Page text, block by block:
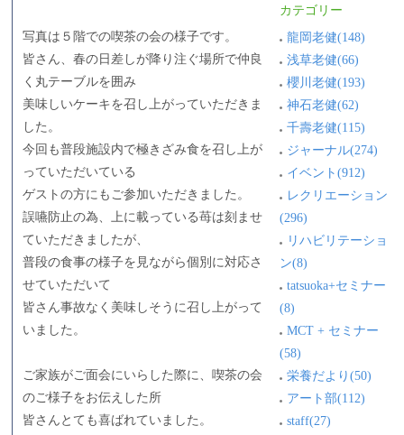
写真は５階での喫茶の会の様子です。
皆さん、春の日差しが降り注ぐ場所で仲良
く丸テーブルを囲み
美味しいケーキを召し上がっていただきま
した。
今回も普段施設内で極きざみ食を召し上が
っていただいている
ゲストの方にもご参加いただきました。
誤嚥防止の為、上に載っている苺は刻ませ
ていただきましたが、
普段の食事の様子を見ながら個別に対応さ
せていただいて
皆さん事故なく美味しそうに召し上がって
いました。
ご家族がご面会にいらした際に、喫茶の会
のご様子をお伝えした所
皆さんとても喜ばれていました。
カテゴリー
龍岡老健(148)
浅草老健(66)
櫻川老健(193)
神石老健(62)
千壽老健(115)
ジャーナル(274)
イベント(912)
レクリエーション
(296)
リハビリテーショ
ン(8)
tatsuoka+セミナー
(8)
MCT + セミナー
(58)
栄養だより(50)
アート部(112)
staff(27)